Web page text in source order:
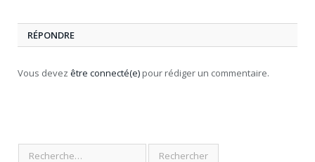
RÉPONDRE
Vous devez être connecté(e) pour rédiger un commentaire.